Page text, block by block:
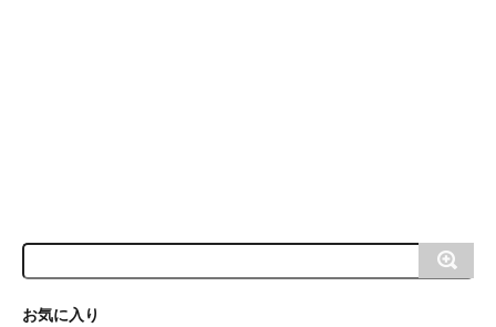
お気に入り